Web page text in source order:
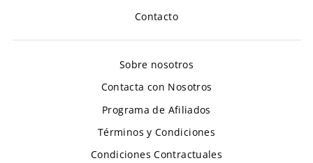
Contacto
Sobre nosotros
Contacta con Nosotros
Programa de Afiliados
Términos y Condiciones
Condiciones Contractuales